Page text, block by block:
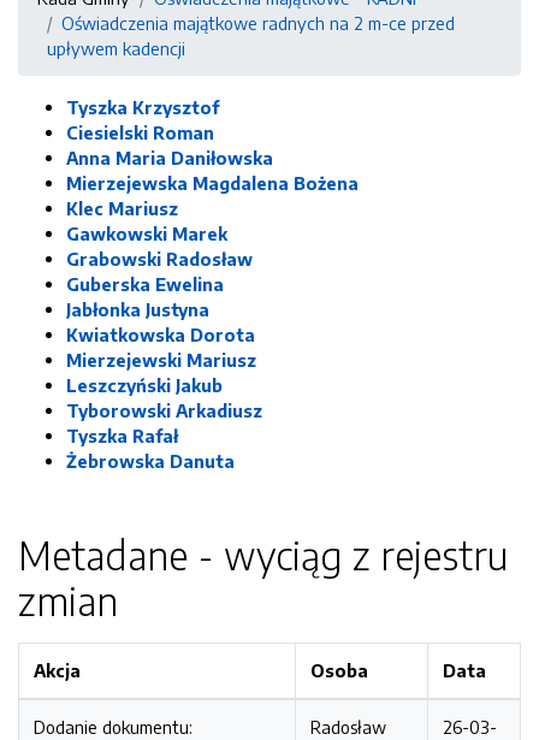
Oświadczenia majątkowe radnych na 2 m-ce przed
upływem kadencji
Tyszka Krzysztof
Ciesielski Roman
Anna Maria Daniłowska
Mierzejewska Magdalena Bożena
Klec Mariusz
Gawkowski Marek
Grabowski Radosław
Guberska Ewelina
Jabłonka Justyna
Kwiatkowska Dorota
Mierzejewski Mariusz
Leszczyński Jakub
Tyborowski Arkadiusz
Tyszka Rafał
Żebrowska Danuta
Metadane - wyciąg z rejestru
zmian
Akcja Osoba Data
Dodanie dokumentu:
Radosław
26-03-